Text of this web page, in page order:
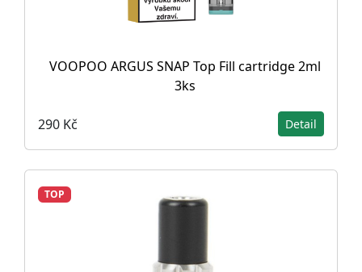
VOOPOO ARGUS SNAP Top Fill cartridge 2ml
3ks
290 Kč Detail
TOP